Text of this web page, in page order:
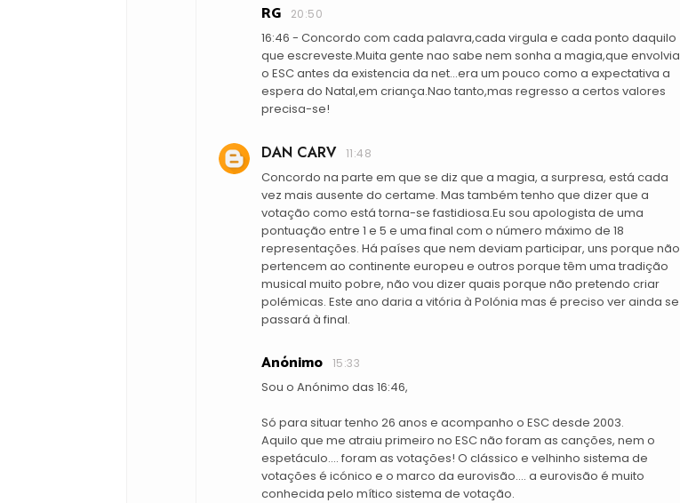
RG 20:50
16:46 - Concordo com cada palavra,cada virgula e cada ponto daquilo
que escreveste.Muita gente nao sabe nem sonha a magia,que envolvia
o ESC antes da existencia da net...era um pouco como a expectativa a
espera do Natal,em criança.Nao tanto,mas regresso a certos valores
precisa-se!
DAN CARV 11:48
Concordo na parte em que se diz que a magia, a surpresa, está cada
vez mais ausente do certame. Mas também tenho que dizer que a
votação como está torna-se fastidiosa.Eu sou apologista de uma
pontuação entre 1 e 5 e uma final com o número máximo de 18
representações. Há países que nem deviam participar, uns porque não
pertencem ao continente europeu e outros porque têm uma tradição
musical muito pobre, não vou dizer quais porque não pretendo criar
polémicas. Este ano daria a vitória à Polónia mas é preciso ver ainda se
passará à final.
Anónimo 15:33
Sou o Anónimo das 16:46,
Só para situar tenho 26 anos e acompanho o ESC desde 2003.
Aquilo que me atraiu primeiro no ESC não foram as canções, nem o
espetáculo.... foram as votações! O clássico e velhinho sistema de
votações é icónico e o marco da eurovisão.... a eurovisão é muito
conhecida pelo mítico sistema de votação.